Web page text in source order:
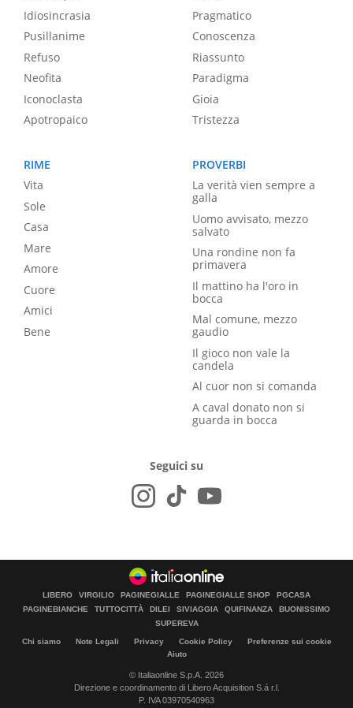
Idiosincrasia
Pusillanime
Refuso
Neofita
Iconoclasta
Apotropaico
Pragmatico
Conoscenza
Riassunto
Paradigma
Gioia
Tristezza
RIME
Vita
Sole
Casa
Mare
Amore
Cuore
Amici
Bene
PROVERBI
La verità vien sempre a
galla
Uomo avvisato, mezzo
salvato
Una rondine non fa
primavera
Il mattino ha l'oro in
bocca
Mal comune, mezzo
gaudio
Il gioco non vale la
candela
Al cuor non si comanda
A caval donato non si
guarda in bocca
Seguici su
LIBERO VIRGILIO PAGINEGIALLE PAGINEGIALLE SHOP
PGCASA
PAGINEBIANCHE
TUTTOCITTÀ DILEI SIVIAGGIA QUIFINANZA
BUONISSIMO
SUPEREVA
Chi siamo Note Legali Privacy Cookie Policy
Preferenze sui cookie
Aiuto
© Italiaonline S.p.A. 2026
Direzione e coordinamento di Libero Acquisition S.á r.l.
P. IVA 03970540963